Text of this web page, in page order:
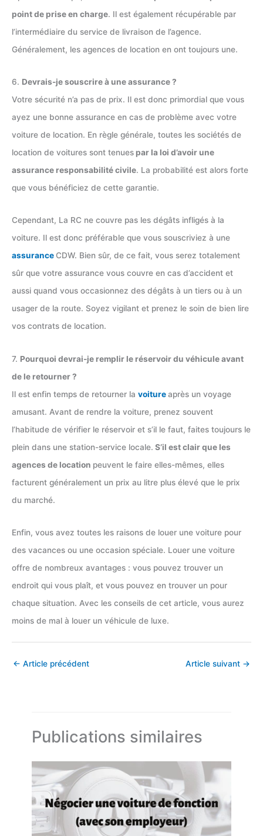
point de prise en charge. Il est également récupérable par
l’intermédiaire du service de livraison de l’agence.
Généralement, les agences de location en ont toujours une.
6. Devrais-je souscrire à une assurance ?
Votre sécurité n’a pas de prix. Il est donc primordial que vous
ayez une bonne assurance en cas de problème avec votre
voiture de location. En règle générale, toutes les sociétés de
location de voitures sont tenues par la loi d’avoir une
assurance responsabilité civile. La probabilité est alors forte
que vous bénéficiez de cette garantie.
Cependant, La RC ne couvre pas les dégâts infligés à la
voiture. Il est donc préférable que vous souscriviez à une
assurance CDW. Bien sûr, de ce fait, vous serez totalement
sûr que votre assurance vous couvre en cas d’accident et
aussi quand vous occasionnez des dégâts à un tiers ou à un
usager de la route. Soyez vigilant et prenez le soin de bien lire
vos contrats de location.
7. Pourquoi devrai-je remplir le réservoir du véhicule avant
de le retourner ?
Il est enfin temps de retourner la voitureaprès un voyage
amusant. Avant de rendre la voiture, prenez souvent
l’habitude de vérifier le réservoir et s’il le faut, faites toujours le
plein dans une station-service locale. S’il est clair que les
agences de location peuvent le faire elles-mêmes, elles
facturent généralement un prix au litre plus élevé que le prix
du marché.
Enfin, vous avez toutes les raisons de louer une voiture pour
des vacances ou une occasion spéciale. Louer une voiture
offre de nombreux avantages : vous pouvez trouver un
endroit qui vous plaît, et vous pouvez en trouver un pour
chaque situation. Avec les conseils de cet article, vous aurez
moins de mal à louer un véhicule de luxe.
← Article précédent Article suivant →
Publications similaires